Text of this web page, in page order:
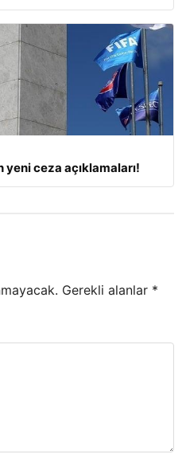
yeni ceza açıklamaları!
Gerekli alanlar *